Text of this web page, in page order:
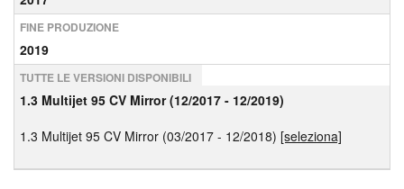
FINE PRODUZIONE
2019
TUTTE LE VERSIONI DISPONIBILI
1.3 Multijet 95 CV Mirror (12/2017 - 12/2019)
1.3 Multijet 95 CV Mirror (03/2017 - 12/2018) [seleziona]